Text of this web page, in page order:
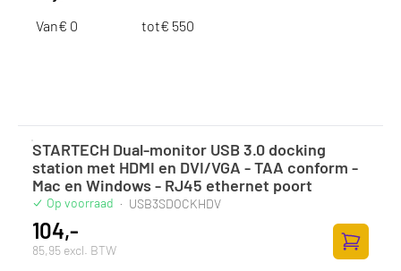
Van€ tot€
STARTECH Dual-monitor USB 3.0 docking
station met HDMI en DVI/VGA - TAA conform -
Mac en Windows - RJ45 ethernet poort
Op voorraad · USB3SDOCKHDV
104,-
85,95 excl. BTW